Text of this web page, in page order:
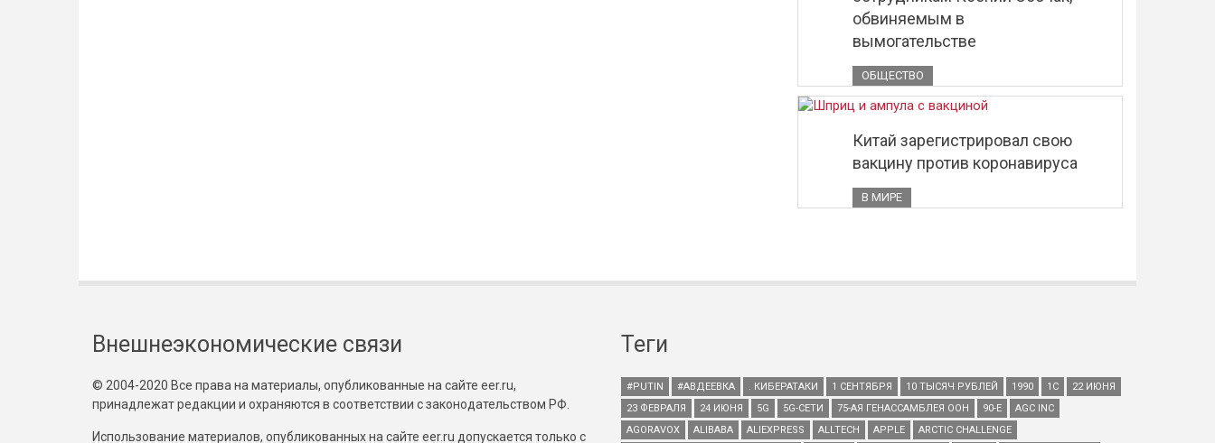
обвиняемым в
вымогательстве
ОБЩЕСТВО
Китай зарегистрировал свою
вакцину против коронавируса
В МИРЕ
Внешнеэкономические связи
© 2004-2020 Все права на материалы, опубликованные на сайте eer.ru,
принадлежат редакции и охраняются в соответствии с законодательством РФ.
Использование материалов, опубликованных на сайте eer.ru допускается только с
Теги
#PUTIN #АВДЕЕВКА . КИБЕРАТАКИ 1 СЕНТЯБРЯ 10 ТЫСЯЧ РУБЛЕЙ 1990 1С
22 ИЮНЯ
23 ФЕВРАЛЯ
24 ИЮНЯ 5G 5G-СЕТИ 75-АЯ ГЕНАССАМБЛЕЯ ООН 90-Е
AGC INC
AGORAVOX
ALIBABA ALIEXPRESS ALLTECH APPLE
ARCTIC CHALLENGE